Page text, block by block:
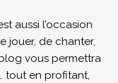
aussi l’occasion
jouer, de chanter,
vous permettra
tout en profitant,